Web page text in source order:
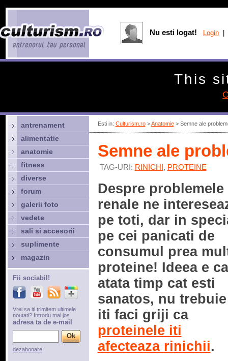
Esti in: Culturism.ro>Anatomie> Semne ale
Semne ale
TAG-URI: RINICHI, PROTEINE
Despre problemele
renale ne
pe toti, dar in
pe cei panicati de
consumul prea
proteine! Ideea e ca
atata timp cat esti
sanatos, nu
iti faci griji ca
proteinele iti
afecteaza rinichii.
antrenament
alimentatie
anatomie
fitness
diverse
forum
galerii foto
vedete
sali si accesorii
suplimente
magazin
Fii sociabil!
Vrei sa iti trimitem ultimele
noutati? Introdu mai jos
adresa ta de e-mail
dezabonare
Nu esti logat! Login
This